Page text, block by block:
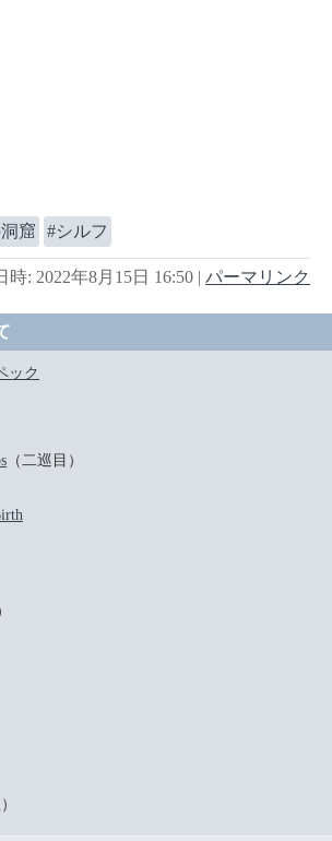
窟 シルフ
時: 2022年8月15日 16:50 | パーマリンク
ック
（二巡目）